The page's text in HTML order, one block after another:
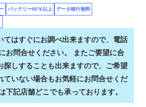
バッテリー90％以上 データ移行無料
てはすぐにお調べ出来ますので、電話
お問合せください。 またご要望に合
探しすることも出来ますので、ご希望
ていない場合もお気軽にお問合せくだ
下記店舗どこでも承っております。